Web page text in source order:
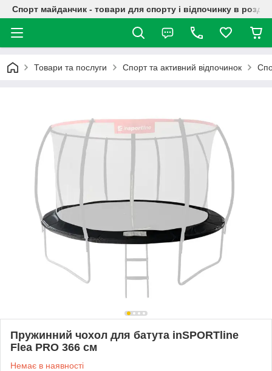
Спорт майданчик - товари для спорту і відпочинку в
Товари та послуги Спорт та активний відпочинок
Пружинний чохол для батута inSPORTline
Flea PRO 366 см
Немає в наявності